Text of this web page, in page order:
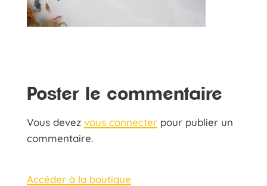
Poster le commentaire
Vous devez vous connecterpour publier un
commentaire.
Accéder à la boutique